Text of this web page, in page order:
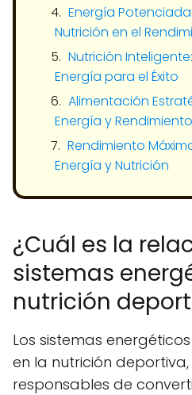
Energía
Nutrición en el
Nutrición
Energía para el Éxito
Alimentación
Energía y Rendimiento
Rendimiento
Energía y Nutrición
¿Cuál es la
sistemas
nutrición
Los sistemas
en la nutrición
responsables de